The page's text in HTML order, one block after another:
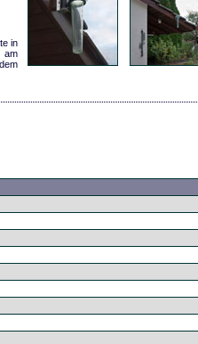
in